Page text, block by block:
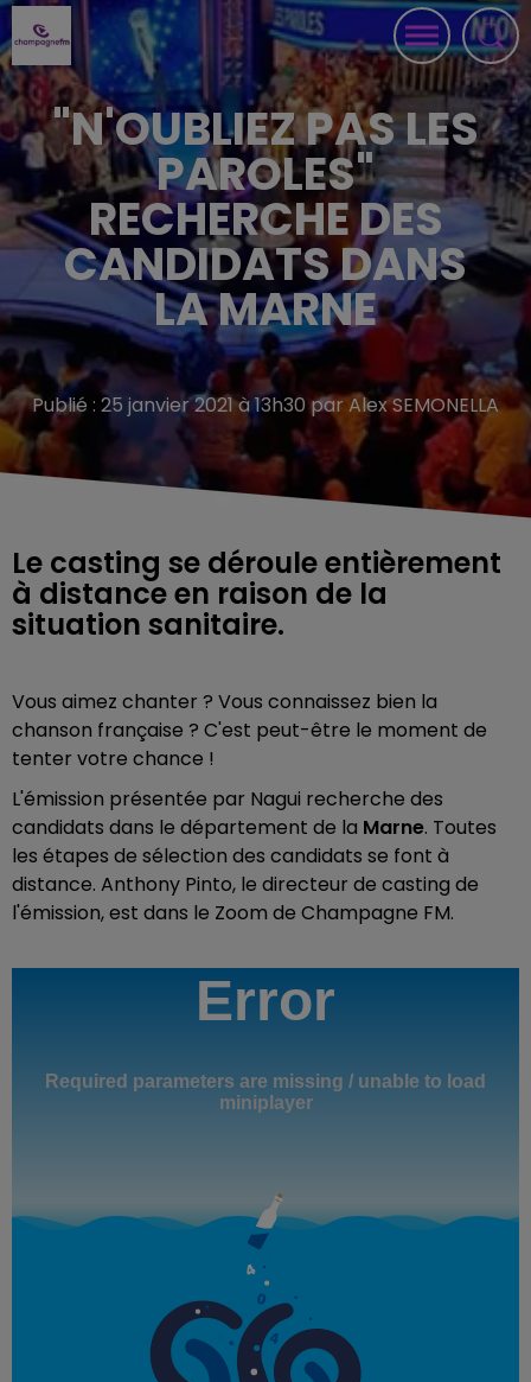
"N'OUBLIEZ PAS LES
PAROLES"
RECHERCHE DES
CANDIDATS DANS
LA MARNE
Publié : 25 janvier 2021 à 13h30 par Alex SEMONELLA
Le casting se déroule entièrement
à distance en raison de la
situation sanitaire.
Vous aimez chanter ? Vous connaissez bien la
chanson française ? C'est peut-être le moment de
tenter votre chance !
L'émission présentée par Nagui recherche des
candidats dans le département de la Marne. Toutes
les étapes de sélection des candidats se font à
distance. Anthony Pinto, le directeur de casting de
l'émission, est dans le Zoom de Champagne FM.